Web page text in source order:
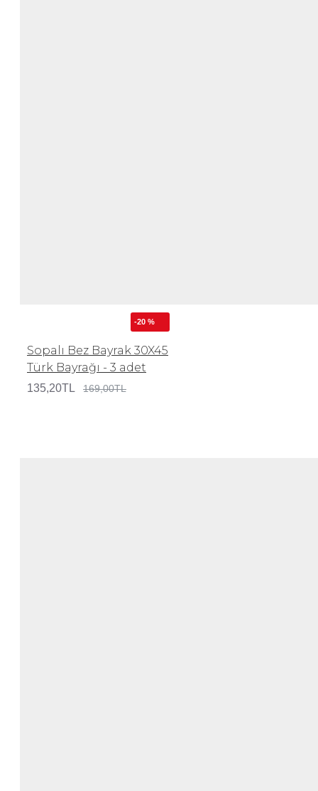
-20 %
Sopalı Bez Bayrak 30X45
Türk Bayrağı - 3 adet
135,20TL 169,00TL